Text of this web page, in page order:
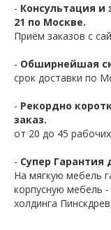
- Консультация и
21 по Москве.
Приём заказов с
- Обширнейшая
срок доставки по
- Рекордно
заказ.
от 20 до 45
- Супер Гарантия
На мягкую мебель
корпусную мебель
холдинга